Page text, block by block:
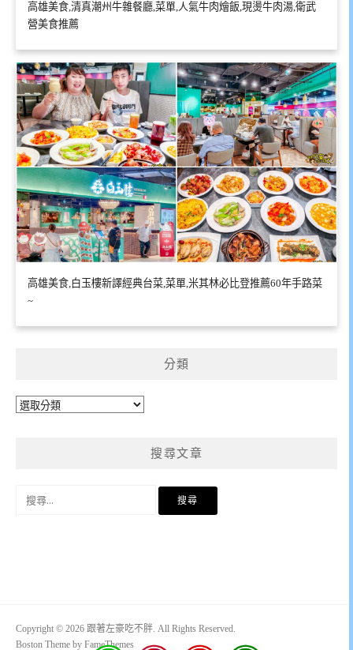
高雄美食,清真潮州牛雜餐廳,菜單,人氣牛肉燴飯,現燙牛肉湯,衛武
營美食推薦
高雄美食,白玉樓新譯經典台菜,菜單,米其林必比登推薦60年手路菜
~
分類
分
搜尋文章
Copyright © 2026 跟著左豪吃不胖. All Rights Reserved.
Boston Theme by FameThemes